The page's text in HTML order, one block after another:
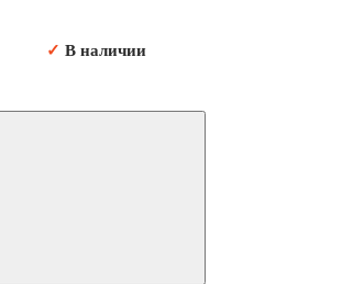
✓ В наличии